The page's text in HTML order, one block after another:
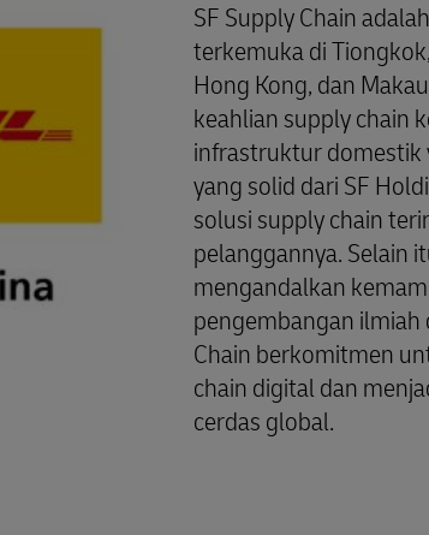
SF Supply Chain
terkemuka di
Hong Kong, dan
keahlian supply chain
infrastruktur domestik
yang solid dari SF
solusi supply chain
pelanggannya. Selain
mengandalkan
pengembangan
Chain berkomitmen
chain digital dan
cerdas global.